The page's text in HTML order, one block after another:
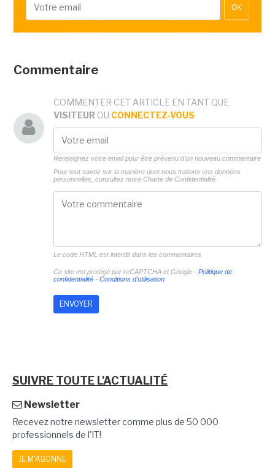
OK
Commentaire
COMMENTER CET ARTICLE EN TANT QUE
VISITEUR OU CONNECTEZ-VOUS
Renseignez votre email pour être prévenu d'un nouveau commentaire
Pour tout savoir sur la manière dont nous traitons vos données
personnelles, consultez notre Charte de Confidentialité.
Le code HTML est interdit dans les commentaires
Ce site est protégé par reCAPTCHA et Google - Politique de
confidentialité- Conditions d'utilisation
SUIVRE TOUTE L'ACTUALITÉ
Newsletter
Recevez notre newsletter comme plus de 50 000
professionnels de l'IT!
JE M'ABONNE